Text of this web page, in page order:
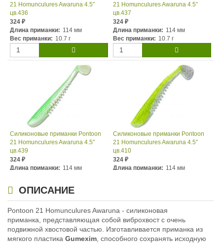
21 Homunculures Awaruna 4.5″
цв.436
324 ₽
Длина приманки: 114 мм
Вес приманки: 10.7 г
21 Homunculures Awaruna 4.5″
цв.437
324 ₽
Длина приманки: 114 мм
Вес приманки: 10.7 г
Силиконовые приманки Pontoon
21 Homunculures Awaruna 4.5″
цв.439
324 ₽
Длина приманки: 114 мм
Силиконовые приманки Pontoon
21 Homunculures Awaruna 4.5″
цв.410
324 ₽
Длина приманки: 114 мм
ОПИСАНИЕ
Pontoon 21 Homunculures Awaruna - силиконовая
приманка, представляющая собой виброхвост с очень
подвижной хвостовой частью. Изготавливается приманка из
мягкого пластика Gumexim , способного сохранять исходную